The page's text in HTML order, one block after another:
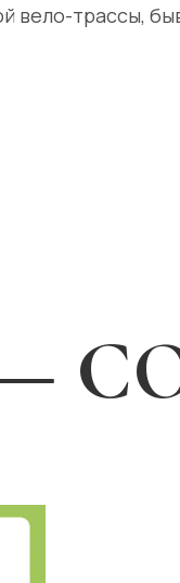
вело-трассы,